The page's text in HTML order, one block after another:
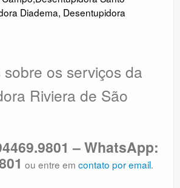
Diadema, Desentupidora
os serviços da
Riviera de São
– WhatsApp:
ou entre em contato por email.